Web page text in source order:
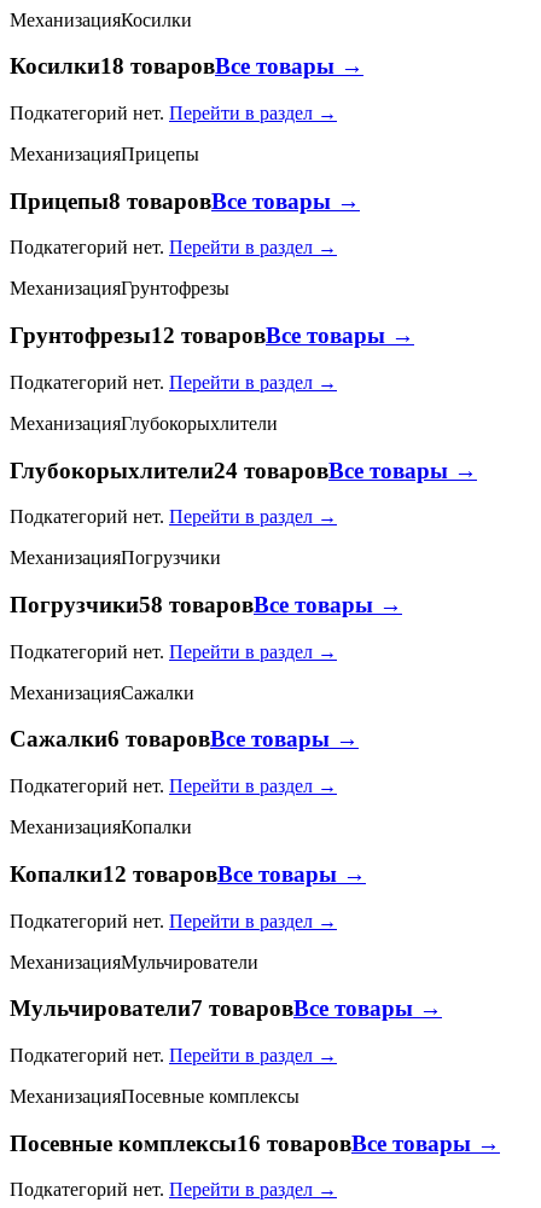
МеханизацияКосилки
Косилки18 товаровВсе товары →
Подкатегорий нет. Перейти в раздел →
МеханизацияПрицепы
Прицепы8 товаровВсе товары →
Подкатегорий нет. Перейти в раздел →
МеханизацияГрунтофрезы
Грунтофрезы12 товаровВсе товары →
Подкатегорий нет. Перейти в раздел →
МеханизацияГлубокорыхлители
Глубокорыхлители24 товаровВсе товары →
Подкатегорий нет. Перейти в раздел →
МеханизацияПогрузчики
Погрузчики58 товаровВсе товары →
Подкатегорий нет. Перейти в раздел →
МеханизацияСажалки
Сажалки6 товаровВсе товары →
Подкатегорий нет. Перейти в раздел →
МеханизацияКопалки
Копалки12 товаровВсе товары →
Подкатегорий нет. Перейти в раздел →
МеханизацияМульчирователи
Мульчирователи7 товаровВсе товары →
Подкатегорий нет. Перейти в раздел →
МеханизацияПосевные комплексы
Посевные комплексы16 товаровВсе товары →
Подкатегорий нет. Перейти в раздел →